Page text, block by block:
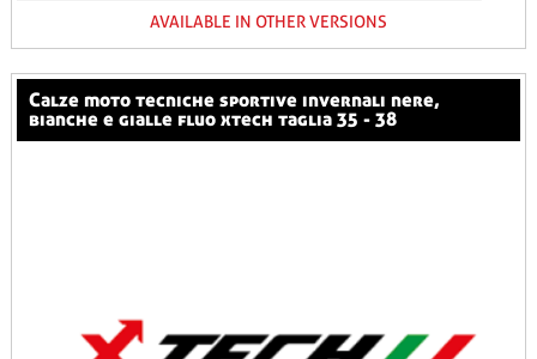
AVAILABLE IN OTHER VERSIONS
calze moto tecniche sportive invernali nere,
bianche e gialle fluo xtech taglia 35 - 38